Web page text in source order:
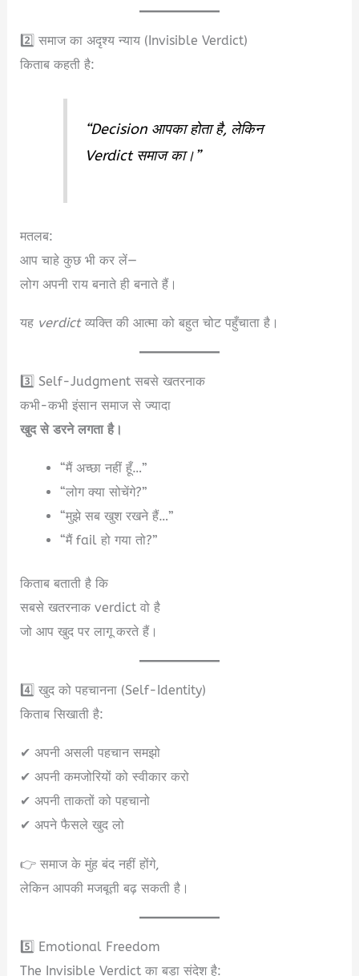
2️⃣ समाज का अदृश्य न्याय (Invisible Verdict)
किताब कहती है:
“Decision आपका होता है, लेकिन
Verdict समाज का।”
मतलब:
आप चाहे कुछ भी कर लें—
लोग अपनी राय बनाते ही बनाते हैं।
यह verdictव्यक्ति की आत्मा को बहुत चोट पहुँचाता है।
3️⃣ Self-Judgment सबसे खतरनाक
कभी-कभी इंसान समाज से ज्यादा
खुद से डरने लगता है।
“मैं अच्छा नहीं हूँ…”
“लोग क्या सोचेंगे?”
“मुझे सब खुश रखने हैं…”
“मैं fail हो गया तो?”
किताब बताती है कि
सबसे खतरनाक verdict वो है
जो आप खुद पर लागू करते हैं।
4️⃣ खुद को पहचानना (Self-Identity)
किताब सिखाती है:
✔ अपनी असली पहचान समझो
✔ अपनी कमजोरियों को स्वीकार करो
✔ अपनी ताकतों को पहचानो
✔ अपने फैसले खुद लो
👉 समाज के मुंह बंद नहीं होंगे,
लेकिन आपकी मजबूती बढ़ सकती है।
5️⃣ Emotional Freedom
The Invisible Verdict का बड़ा संदेश है: